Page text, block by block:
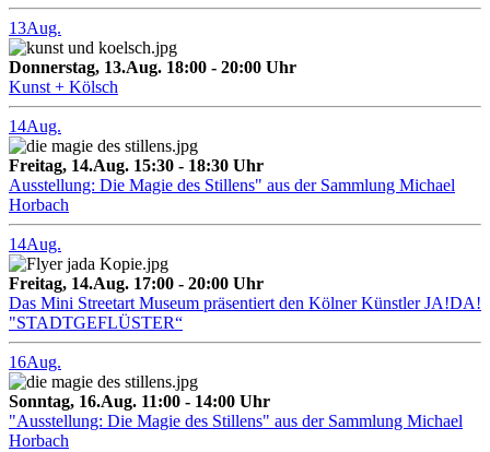
13Aug.
Donnerstag, 13.Aug. 18:00 - 20:00 Uhr
Kunst + Kölsch
14Aug.
Freitag, 14.Aug. 15:30 - 18:30 Uhr
Ausstellung: Die Magie des Stillens" aus der Sammlung Michael
Horbach
14Aug.
Freitag, 14.Aug. 17:00 - 20:00 Uhr
Das Mini Streetart Museum präsentiert den Kölner Künstler JA!DA!
"STADTGEFLÜSTER“
16Aug.
Sonntag, 16.Aug. 11:00 - 14:00 Uhr
"Ausstellung: Die Magie des Stillens" aus der Sammlung Michael
Horbach